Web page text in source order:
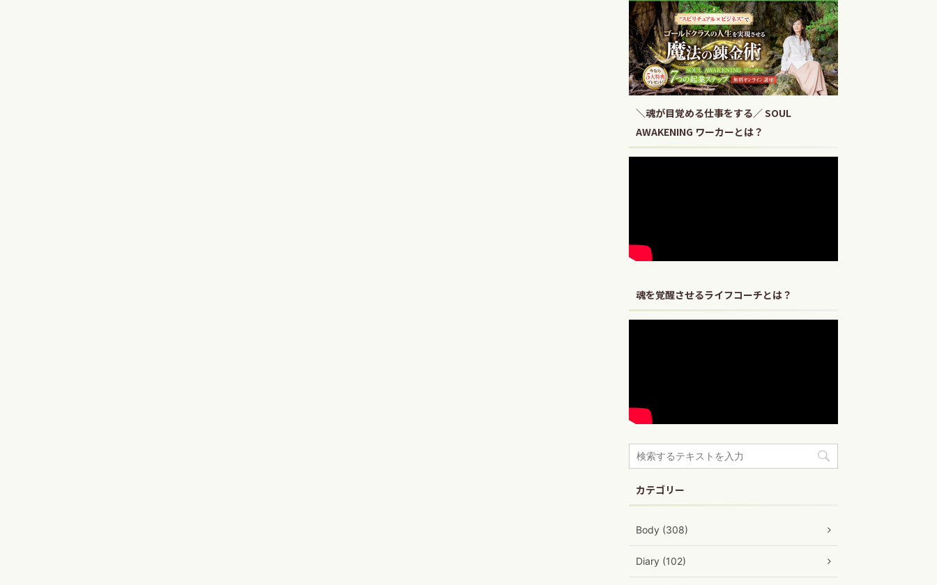
＼魂が目覚める仕事をする／ SOUL
AWAKENING ワーカーとは？
魂を覚醒させるライフコーチとは？
カテゴリー
Body (308)
Diary (102)